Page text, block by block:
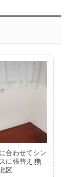
合わせてシン
に張替え|熊
区